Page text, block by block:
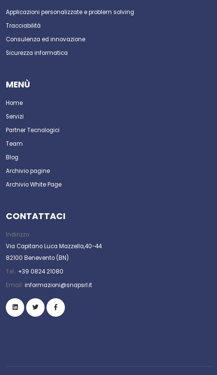
Applicazioni personalizzate e problem solving
Tracciabilità
Consulenza ed innovazione
Sicurezza informatica
MENÙ
Home
Servizi
Partner Tecnologici
Team
Blog
Archivio pagine
Archivio White Page
CONTATTACI
Indirizzo:
Via Capitano Luca Mazzella,40-44
82100 Benevento (BN)
Tel.: +39 0824 21080
Email: informazioni@snapsrl.it